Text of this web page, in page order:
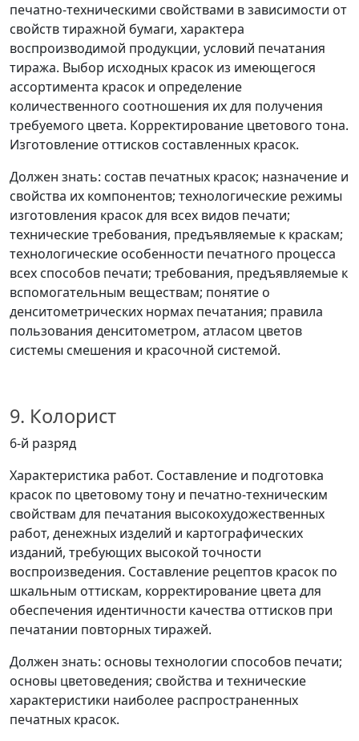
печатно-техническими свойствами в зависимости от
свойств тиражной бумаги, характера
воспроизводимой продукции, условий печатания
тиража. Выбор исходных красок из имеющегося
ассортимента красок и определение
количественного соотношения их для получения
требуемого цвета. Корректирование цветового тона.
Изготовление оттисков составленных красок.
Должен знать: состав печатных красок; назначение и
свойства их компонентов; технологические режимы
изготовления красок для всех видов печати;
технические требования, предъявляемые к краскам;
технологические особенности печатного процесса
всех способов печати; требования, предъявляемые к
вспомогательным веществам; понятие о
денситометрических нормах печатания; правила
пользования денситометром, атласом цветов
системы смешения и красочной системой.
9. Колорист
6-й разряд
Характеристика работ. Составление и подготовка
красок по цветовому тону и печатно-техническим
свойствам для печатания высокохудожественных
работ, денежных изделий и картографических
изданий, требующих высокой точности
воспроизведения. Составление рецептов красок по
шкальным оттискам, корректирование цвета для
обеспечения идентичности качества оттисков при
печатании повторных тиражей.
Должен знать: основы технологии способов печати;
основы цветоведения; свойства и технические
характеристики наиболее распространенных
печатных красок.